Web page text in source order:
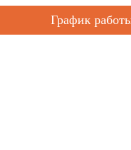
График